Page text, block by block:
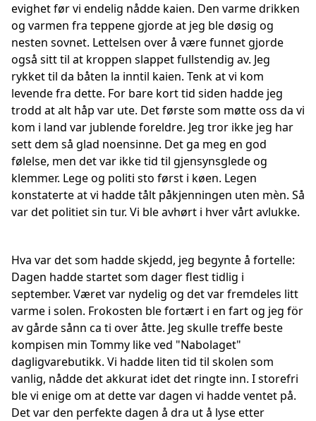
evighet før vi endelig nådde kaien. Den varme drikken
og varmen fra teppene gjorde at jeg ble døsig og
nesten sovnet. Lettelsen over å være funnet gjorde
også sitt til at kroppen slappet fullstendig av. Jeg
rykket til da båten la inntil kaien. Tenk at vi kom
levende fra dette. For bare kort tid siden hadde jeg
trodd at alt håp var ute. Det første som møtte oss da vi
kom i land var jublende foreldre. Jeg tror ikke jeg har
sett dem så glad noensinne. Det ga meg en god
følelse, men det var ikke tid til gjensynsglede og
klemmer. Lege og politi sto først i køen. Legen
konstaterte at vi hadde tålt påkjenningen uten mèn. Så
var det politiet sin tur. Vi ble avhørt i hver vårt avlukke.
Hva var det som hadde skjedd, jeg begynte å fortelle:
Dagen hadde startet som dager flest tidlig i
september. Været var nydelig og det var fremdeles litt
varme i solen. Frokosten ble fortært i en fart og jeg för
av gårde sånn ca ti over åtte. Jeg skulle treffe beste
kompisen min Tommy like ved "Nabolaget"
dagligvarebutikk. Vi hadde liten tid til skolen som
vanlig, nådde det akkurat idet det ringte inn. I storefri
ble vi enige om at dette var dagen vi hadde ventet på.
Det var den perfekte dagen å dra ut å lyse etter